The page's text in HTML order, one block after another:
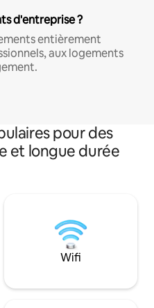
d'entreprise ?
entièrement
aux logements
pour des
et longue durée
Wifi